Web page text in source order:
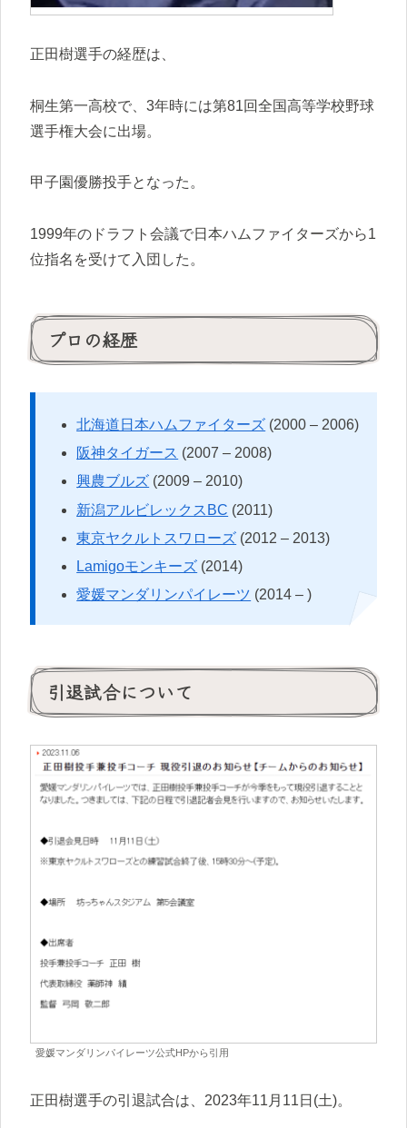
正田樹選手の経歴は、
桐生第一高校で、3年時には第81回全国高等学校野球
選手権大会に出場。
甲子園優勝投手となった。
1999年のドラフト会議で日本ハムファイターズから1
位指名を受けて入団した。
プロの経歴
北海道日本ハムファイターズ (2000 – 2006)
阪神タイガース (2007 – 2008)
興農ブルズ (2009 – 2010)
新潟アルビレックスBC (2011)
東京ヤクルトスワローズ (2012 – 2013)
Lamigoモンキーズ (2014)
愛媛マンダリンパイレーツ (2014 – )
引退試合について
愛媛マンダリンパイレーツ公式HPから引用
正田樹選手の引退試合は、2023年11月11日(土)。